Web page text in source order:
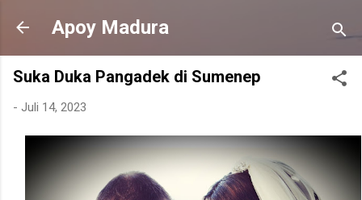
Langsung ke konten utama
Apoy Madura
Suka Duka Pangadek di Sumenep
- Juli 14, 2023